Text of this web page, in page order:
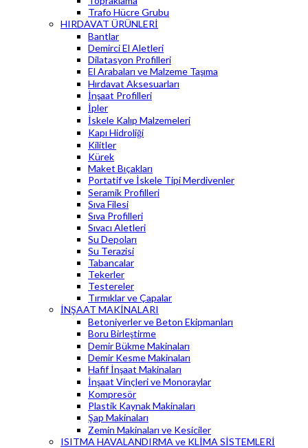
Trafo Hücre Grubu
HIRDAVAT ÜRÜNLERİ
Bantlar
Demirci El Aletleri
Dilatasyon Profilleri
El Arabaları ve Malzeme Taşıma
Hırdavat Aksesuarları
İnşaat Profilleri
İpler
İskele Kalıp Malzemeleri
Kapı Hidroliği
Kilitler
Kürek
Maket Bıçakları
Portatif ve İskele Tipi Merdivenler
Seramik Profilleri
Sıva Filesi
Sıva Profilleri
Sıvacı Aletleri
Su Depoları
Su Terazisi
Tabancalar
Tekerler
Testereler
Tırmıklar ve Çapalar
İNŞAAT MAKİNALARI
Betoniyerler ve Beton Ekipmanları
Boru Birleştirme
Demir Bükme Makinaları
Demir Kesme Makinaları
Hafif İnşaat Makinaları
İnşaat Vinçleri ve Monoraylar
Kompresör
Plastik Kaynak Makinaları
Şap Makinaları
Zemin Makinaları ve Kesiciler
ISITMA HAVALANDIRMA ve KLİMA SİSTEMLERİ